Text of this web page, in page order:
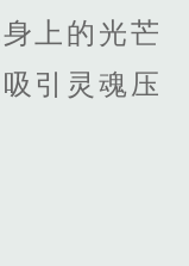
上的光芒
引灵魂压